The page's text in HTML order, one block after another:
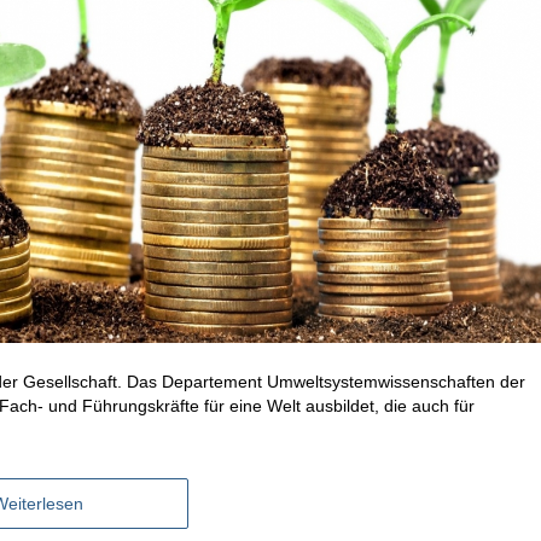
Gesellschaft. Das Departement Umweltsystemwissenschaften der
und Führungskräfte für eine Welt ausbildet, die auch für